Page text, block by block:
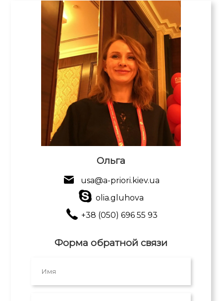
Ольга
usa@a-priori.kiev.ua
olia.gluhova
+38 (050) 696 55 93
Форма обратной связи